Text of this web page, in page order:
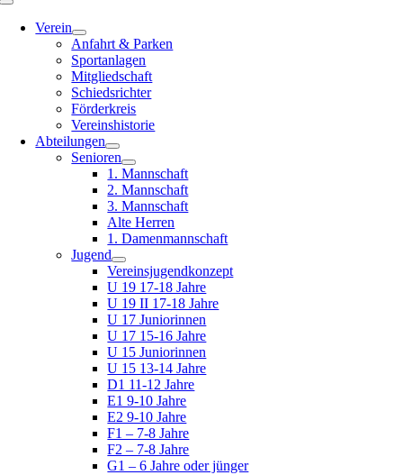
Toggle
NavigationVerein
Anfahrt & Parken
Sportanlagen
Mitgliedschaft
Schiedsrichter
Förderkreis
Vereinshistorie
Abteilungen
Senioren
1. Mannschaft
2. Mannschaft
3. Mannschaft
Alte Herren
1. Damenmannschaft
Jugend
Vereinsjugendkonzept
U 19 17-18 Jahre
U 19 II 17-18 Jahre
U 17 Juniorinnen
U 17 15-16 Jahre
U 15 Juniorinnen
U 15 13-14 Jahre
D1 11-12 Jahre
E1 9-10 Jahre
E2 9-10 Jahre
F1 – 7-8 Jahre
F2 – 7-8 Jahre
G1 – 6 Jahre oder jünger